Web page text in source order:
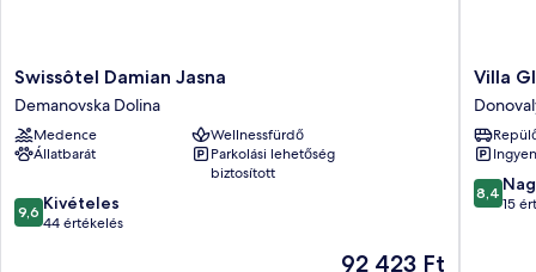
Swissôtel
Damian
Jasna
Demanovska
Dolina
Swissôtel Damian Jasna
Demanovska Dolina
Medence
Wellnessfürdő
Állatbarát
Parkolási lehetőség
biztosított
9.6
ennyiből:
9,6 Kivételes
44 értékelés
Az
92 423 Ft
Villa
Gloria
Villa
8.4
8,4
15